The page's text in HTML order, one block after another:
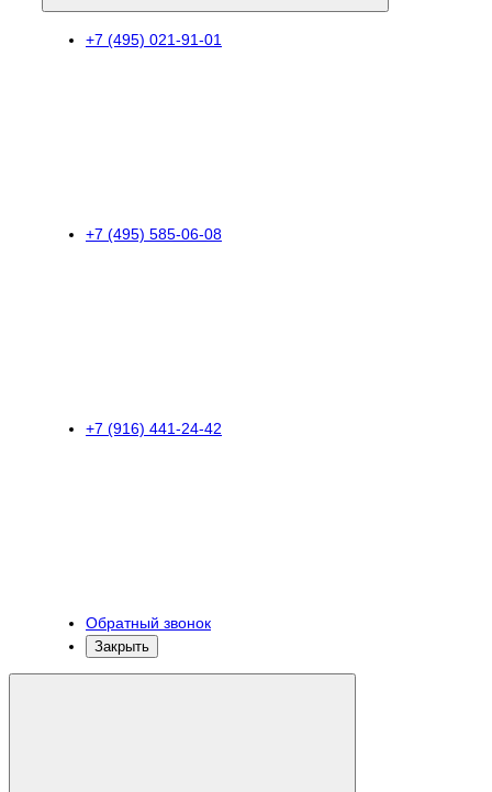
+7 (495) 021-91-01
+7 (495) 585-06-08
+7 (916) 441-24-42
Обратный звонок
Закрыть